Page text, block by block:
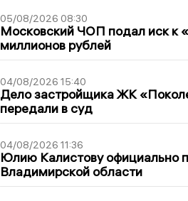
05/08/2026 08:30
Московский ЧОП подал иск к
миллионов рублей
04/08/2026 15:40
Дело застройщика ЖК
передали в суд
04/08/2026 11:36
Юлию Калистову официально
Владимирской области